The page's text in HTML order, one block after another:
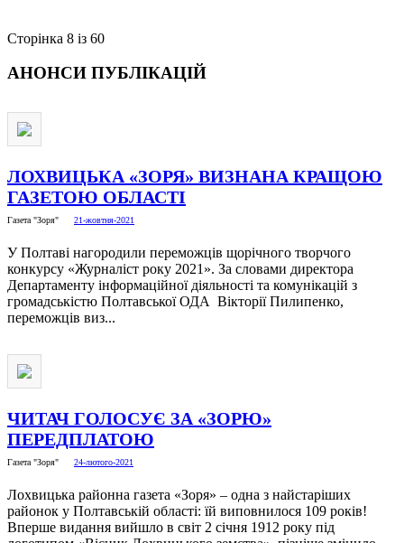
Сторінка 8 із 60
АНОНСИ ПУБЛІКАЦІЙ
ЛОХВИЦЬКА «ЗОРЯ» ВИЗНАНА КРАЩОЮ
ГАЗЕТОЮ ОБЛАСТІ
Газета "Зоря" 21-жовтня-2021
У Полтаві нагородили переможців щорічного творчого
конкурсу «Журналіст року 2021». За словами директора
Департаменту інформаційної діяльності та комунікацій з
громадськістю Полтавської ОДА Вікторії Пилипенко,
переможців виз...
ЧИТАЧ ГОЛОСУЄ ЗА «ЗОРЮ»
ПЕРЕДПЛАТОЮ
Газета "Зоря" 24-лютого-2021
Лохвицька районна газета «Зоря» – одна з найстаріших
районок у Полтавській області: їй виповнилося 109 років!
Вперше видання вийшло в світ 2 січня 1912 року під